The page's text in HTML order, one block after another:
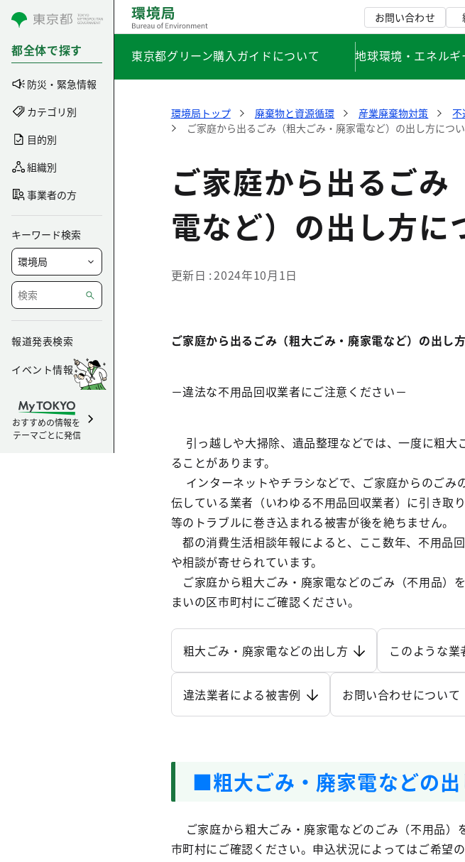
コンテンツにスキップ
都全体で探す
防災・緊急情報
カテゴリ別
目的別
組織別
事業者の方
キーワード検索
報道発表検索
イベント情報
おすすめの情報を
テーマごとに発信
お問い合わせ
東京都グリーン購入ガイドについて 地球環境・エネルギ
環境局トップ 廃棄物と資源循環 産業廃棄物対策
不
ご家庭から出るごみ（粗大ごみ・廃家電など）の出し方につ
ご家庭から出るごみ
電など）の出し方に
更新日 2024年10月1日
ご家庭から出るごみ（粗大ごみ・廃家電など）の出し
－違法な不用品回収業者にご注意ください－
引っ越しや大掃除、遺品整理などでは、一度に粗大
ることがあります。
インターネットやチラシなどで、ご家庭からのごみ
伝している業者（いわゆる不用品回収業者）に引き取
等のトラブルに巻き込まれる被害が後を絶ちません。
都の消費生活相談年報によると、ここ数年、不用品
や相談が寄せられています。
ご家庭から粗大ごみ・廃家電などのごみ（不用品）
まいの区市町村にご確認ください。
粗大ごみ・廃家電などの出し方 このような業
違法業者による被害例 お問い合わせについて
■粗大ごみ・廃家電などの出
ご家庭から粗大ごみ・廃家電などのごみ（不用品）
市町村にご確認ください。申込状況によってはご希望